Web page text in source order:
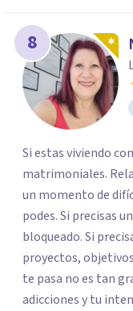
8
Si estas viviendo
matrimoniales.
un momento de
podes. Si precisas
bloqueado. Si
proyectos,
te pasa no es tan
adicciones y tu